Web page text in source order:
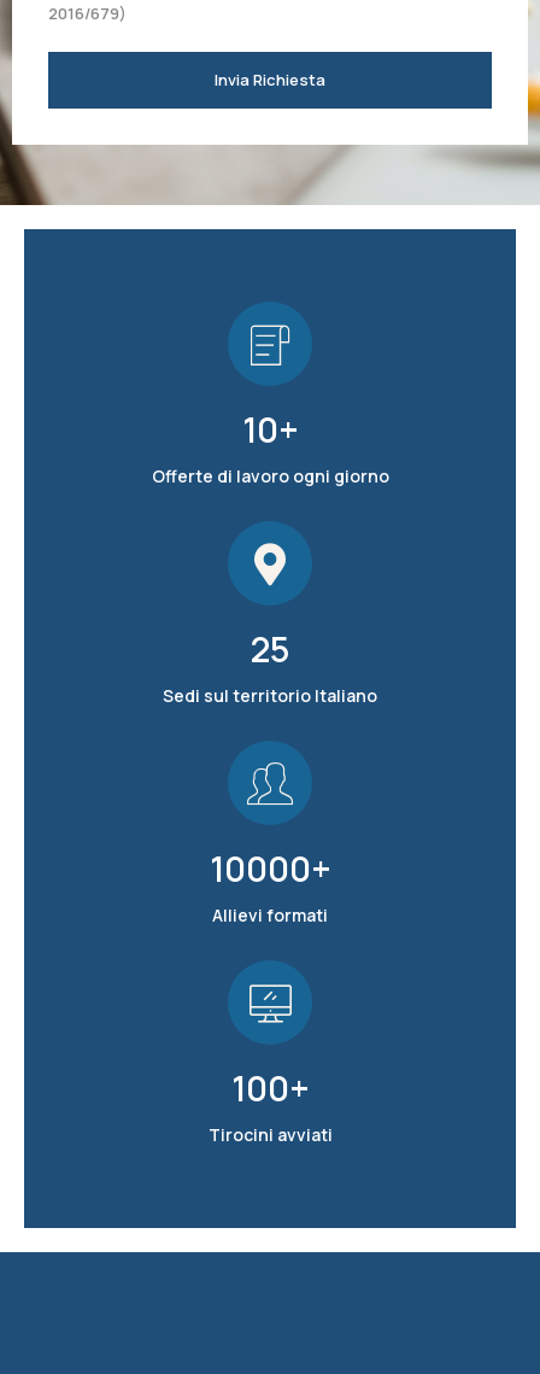
2016/679)
Invia Richiesta
Offerte di lavoro ogni giorno
10+
Sedi sul territorio Italiano
25
Allievi formati
10000+
Tirocini avviati
100+